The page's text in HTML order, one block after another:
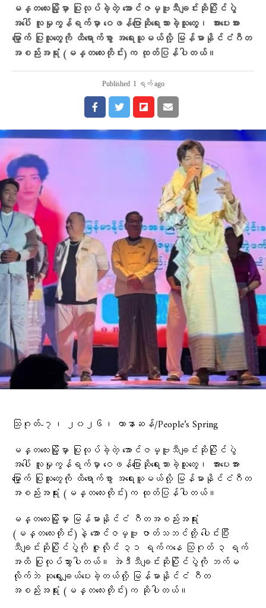
မန္တလေးမြို့မှာ ပြုလုပ်ခဲ့တဲ့ အောင်ဇမ္ဗူသီချင်းဆိုပြိုင်ပွဲ
အပေါ် လူမှုကွန်ရက်မှာ ဝေဖန်ပြောဆိုရေးသားခဲ့သူတွေ၊ အားပေးအား
မြှောက် ပြုသူတွေကို ထိရောက်စွာ အရေးယူမယ်လို့ မြန်မာနိုင်ငံဂီတ
အစည်းအရုံး (မန္တလေးတိုင်း)က ထုတ်ပြန်ပါတယ်။
Published 1 ရက် ago
သြဂုတ်-၇၊ ၂၀၂၆၊ ဟာနာဆန်/People’s Spring
မန္တလေးမြို့မှာ ပြုလုပ်ခဲ့တဲ့ အောင်ဇမ္ဗူသီချင်းဆိုပြိုင်ပွဲ
အပေါ် လူမှုကွန်ရက်မှာ ဝေဖန်ပြောဆိုရေးသားခဲ့သူတွေ၊ အားပေးအား
မြှောက် ပြုသူတွေကို ထိရောက်စွာ အရေးယူမယ်လို့ မြန်မာနိုင်ငံဂီတ
အစည်းအရုံး (မန္တလေးတိုင်း)က ထုတ်ပြန်ပါတယ်။
မန္တလေးမြို့မှာ မြန်မာနိုင်ငံ ဂီတအစည်းအရုံး
(မန္တလေးတိုင်း)နဲ့ အောင်ဇမ္ဗူ ဇာတ်သဘင်တို့ ပေါင်းပြီး
သီချင်းဆိုပြိုင်ပွဲကို ဇူလိုင် ၃၁ ရက်ကနေ သြဂုတ် ၃ ရက်
အထိ ပြုလုပ်သွားပါတယ်။ အဲဒီသီချင်းဆိုပြိုင်ပွဲကို ဘက်မ
လိုက်ဘဲ ဆုရွေးချယ်ပေးခဲ့တယ်လို့ မြန်မာနိုင်ငံ ဂီတ
အစည်းအရုံး (မန္တလေးတိုင်း)က ဆိုပါတယ်။